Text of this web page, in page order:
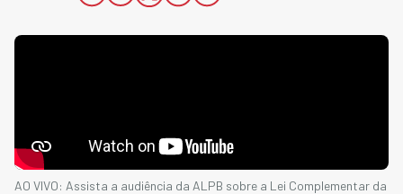
AO VIVO: Assista a audiência da ALPB sobre a Lei Complementar da